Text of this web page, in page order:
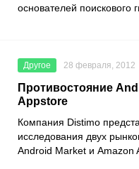
основателей поискового
Другое 28 февраля, 2012
Противостояние
Appstore
Компания Distimo
исследования двух
Android Market и Amazon